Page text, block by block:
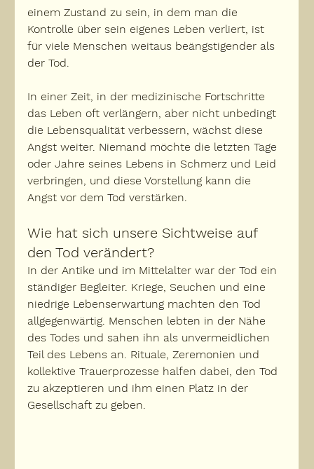
einem Zustand zu sein, in dem man die
Kontrolle über sein eigenes Leben verliert, ist
für viele Menschen weitaus beängstigender als
der Tod.
In einer Zeit, in der medizinische Fortschritte
das Leben oft verlängern, aber nicht unbedingt
die Lebensqualität verbessern, wächst diese
Angst weiter. Niemand möchte die letzten Tage
oder Jahre seines Lebens in Schmerz und Leid
verbringen, und diese Vorstellung kann die
Angst vor dem Tod verstärken.
Wie hat sich unsere Sichtweise auf
den Tod verändert?
In der Antike und im Mittelalter war der Tod ein
ständiger Begleiter. Kriege, Seuchen und eine
niedrige Lebenserwartung machten den Tod
allgegenwärtig. Menschen lebten in der Nähe
des Todes und sahen ihn als unvermeidlichen
Teil des Lebens an. Rituale, Zeremonien und
kollektive Trauerprozesse halfen dabei, den Tod
zu akzeptieren und ihm einen Platz in der
Gesellschaft zu geben.